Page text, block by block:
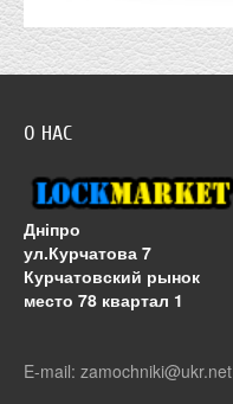
О НАС
Дніпро
ул.Курчатова 7
Курчатовский рынок
место 78 квартал 1
E-mail: zamochniki@ukr.net